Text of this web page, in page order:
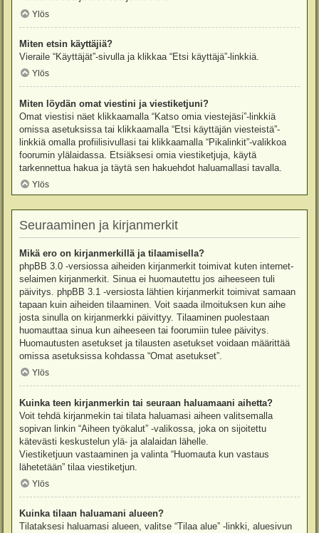
Ylös
Miten etsin käyttäjiä?
Vieraile “Käyttäjät”-sivulla ja klikkaa “Etsi käyttäjä”-linkkiä.
Ylös
Miten löydän omat viestini ja viestiketjuni?
Omat viestisi näet klikkaamalla “Katso omia viestejäsi”-linkkiä
omissa asetuksissa tai klikkaamalla “Etsi käyttäjän viesteistä”-
linkkiä omalla profiilisivullasi tai klikkaamalla “Pikalinkit”-valikkoa
foorumin ylälaidassa. Etsiäksesi omia viestiketjuja, käytä
tarkennettua hakua ja täytä sen hakuehdot haluamallasi tavalla.
Ylös
Seuraaminen ja kirjanmerkit
Mikä ero on kirjanmerkillä ja tilaamisella?
phpBB 3.0 -versiossa aiheiden kirjanmerkit toimivat kuten internet-
selaimen kirjanmerkit. Sinua ei huomautettu jos aiheeseen tuli
päivitys. phpBB 3.1 -versiosta lähtien kirjanmerkit toimivat samaan
tapaan kuin aiheiden tilaaminen. Voit saada ilmoituksen kun aihe
josta sinulla on kirjanmerkki päivittyy. Tilaaminen puolestaan
huomauttaa sinua kun aiheeseen tai foorumiin tulee päivitys.
Huomautusten asetukset ja tilausten asetukset voidaan määrittää
omissa asetuksissa kohdassa “Omat asetukset”.
Ylös
Kuinka teen kirjanmerkin tai seuraan haluamaani aihetta?
Voit tehdä kirjanmekin tai tilata haluamasi aiheen valitsemalla
sopivan linkin “Aiheen työkalut” -valikossa, joka on sijoitettu
kätevästi keskustelun ylä- ja alalaidan lähelle.
Viestiketjuun vastaaminen ja valinta “Huomauta kun vastaus
lähetetään” tilaa viestiketjun.
Ylös
Kuinka tilaan haluamani alueen?
Tilataksesi haluamasi alueen, valitse “Tilaa alue” -linkki, aluesivun